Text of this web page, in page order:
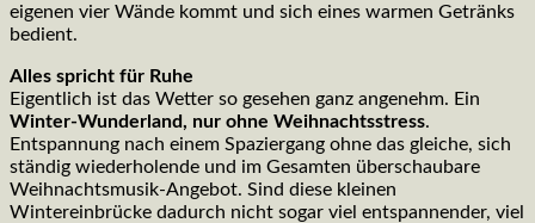
eigenen vier Wände kommt und sich eines warmen Getränks
bedient.
Alles spricht für Ruhe
Eigentlich ist das Wetter so gesehen ganz angenehm. Ein
Winter-Wunderland, nur ohne Weihnachtsstress.
Entspannung nach einem Spaziergang ohne das gleiche, sich
ständig wiederholende und im Gesamten überschaubare
Weihnachtsmusik-Angebot. Sind diese kleinen
Wintereinbrücke dadurch nicht sogar viel entspannender, viel